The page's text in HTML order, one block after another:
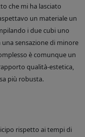
che mi ha lasciato
un materiale un
i due cubi uno
sensazione di minore
è comunque un
qualità-estetica,
più robusta.
rispetto ai tempi di